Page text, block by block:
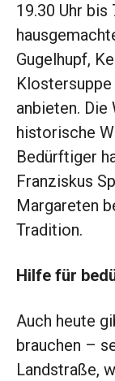
19.30 Uhr
Gugelhupf,
anbieten.
historische
Bedürftiger
Franziskus
Margareten
Tradition.
Hilfe für
Auch heute
brauchen –
Landstraße,